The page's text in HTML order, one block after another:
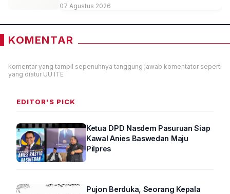
07 Agustus 2026
KOMENTAR
komentar yang tampil sepenuhnya tanggung jawab komentator seperti
yang diatur UU ITE
EDITOR'S PICK
Ketua DPD Nasdem Pasuruan Siap
Kawal Anies Baswedan Maju
Pilpres
Pujon Berduka, Seorang Kepala